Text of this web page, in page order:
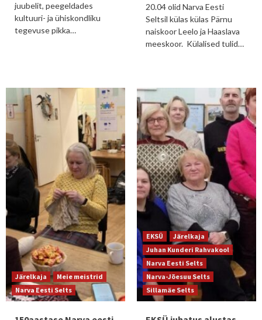
juubelit, peegeldades
kultuuri- ja ühiskondliku
tegevuse pikka…
20.04 olid Narva Eesti
Seltsil külas külas Pärnu
naiskoor Leelo ja Haaslava
meeskoor. Külalised tulid…
Järelkaja
Meie meistrid
Narva Eesti Selts
EKSÜ
Järelkaja
Juhan Kunderi Rahvakool
Narva Eesti Selts
Narva-Jõesuu Selts
Sillamäe Selts